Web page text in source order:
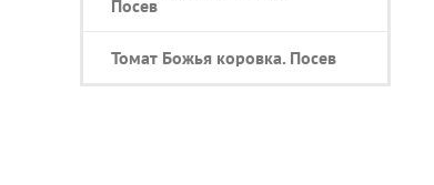
Посев
Томат Божья коровка. Посев